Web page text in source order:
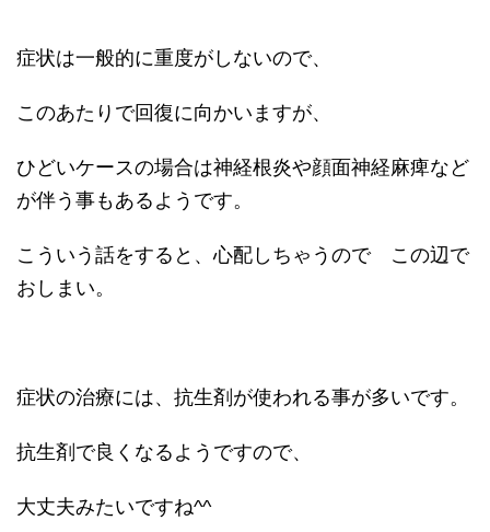
症状は一般的に重度がしないので、
このあたりで回復に向かいますが、
ひどいケースの場合は神経根炎や顔面神経麻痺など
が伴う事もあるようです。
こういう話をすると、心配しちゃうので この辺で
おしまい。
症状の治療には、抗生剤が使われる事が多いです。
抗生剤で良くなるようですので、
大丈夫みたいですね^^